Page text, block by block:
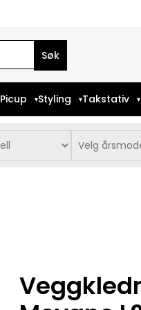
Picup Styling Takstativ